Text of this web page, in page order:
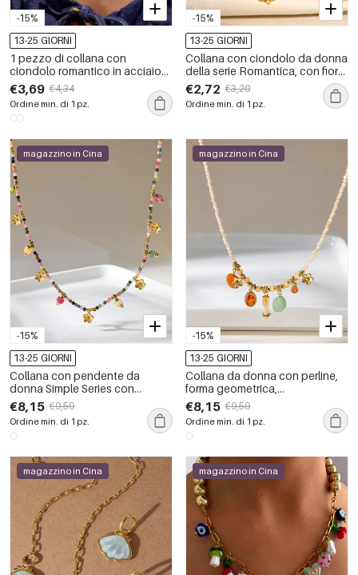
-15%
13-25 GIORNI
1 pezzo di collana con
ciondolo romantico in acciaio
inossidabile color oro
impermeabile da donna
€3,69 €4,34
Ordine min. di 1 pz.
-15%
13-25 GIORNI
Collana con ciondolo da donna
della serie Romantica, con fiore
dolce, forma irregolare e cuore,
in acciaio inossidabile,
impermeabile, colore oro.
€2,72 €3,20
Ordine min. di 1 pz.
-15%
magazzino in Cina
13-25 GIORNI
Collana con pendente da
donna Simple Series con
nappina, in acciaio inossidabile
impermeabile color oro.
€8,15 €9,59
Ordine min. di 1 pz.
-15%
magazzino in Cina
13-25 GIORNI
Collana da donna con perline,
forma geometrica,
impermeabile, in acciaio
inossidabile color oro e zirconi,
della serie Romantic Series.
€8,15 €9,59
Ordine min. di 1 pz.
magazzino in Cina magazzino in Cina